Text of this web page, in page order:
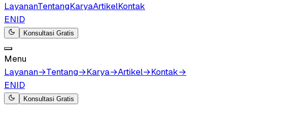
LayananTentangKaryaArtikelKontak
ENID
Konsultasi Gratis
Menu
Layanan→Tentang→Karya→Artikel→Kontak→
ENID
Konsultasi Gratis